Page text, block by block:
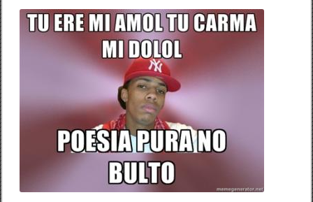
P
r
i
ó
d
e